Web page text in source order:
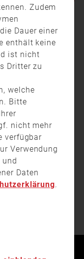
lautet die
Straße in
Abschluss der
die Brandfahnder
Untersuchungen
Zudem
Dauer einer
enthält keine
ist nicht
Dritter zu
welche
Bitte
nicht mehr
verfügbar
Verwendung
und
Daten
.